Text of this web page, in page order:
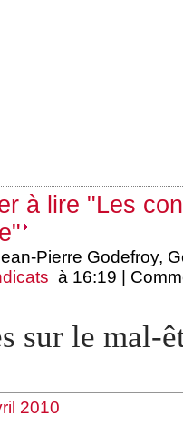
à lire "Les
Pierre Godefroy,
à 16:19 |
sur le mal-
2010